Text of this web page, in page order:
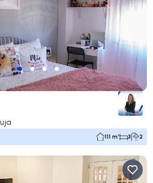
111 m² 3 2